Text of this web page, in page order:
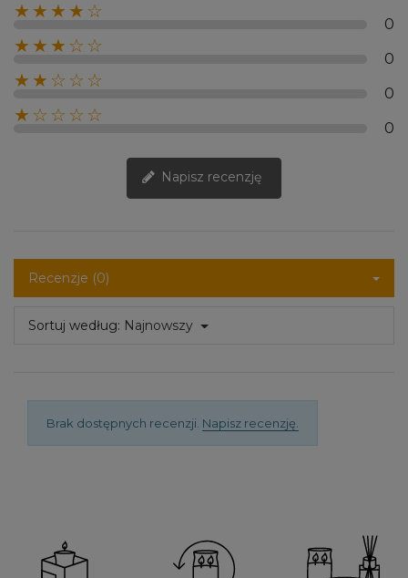
★★★★☆
0
★★★☆☆
0
★★☆☆☆
0
★☆☆☆☆
0
Napisz recenzję
Recenzje (0)
Sortuj według: Najnowszy
Brak dostępnych recenzji. Napisz recenzję.